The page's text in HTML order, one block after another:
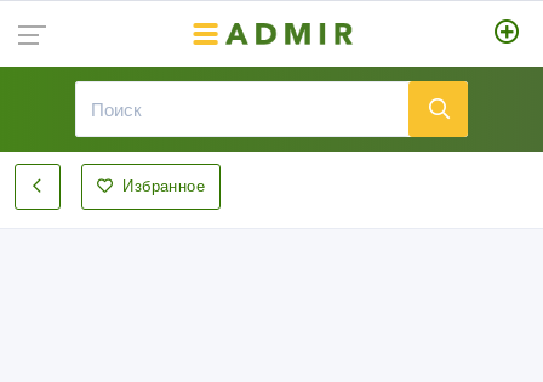
Избранное